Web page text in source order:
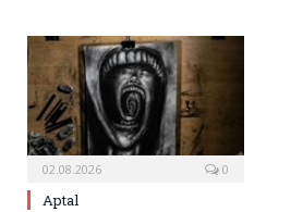
02.08.2026 0
Aptal